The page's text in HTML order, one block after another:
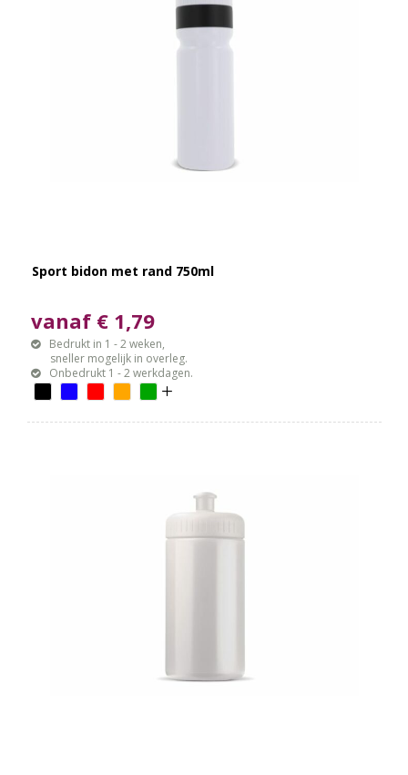
Sport bidon met rand 750ml
vanaf € 1,79
Bedrukt in 1 - 2 weken,
sneller mogelijk in overleg.
Onbedrukt 1 - 2 werkdagen.